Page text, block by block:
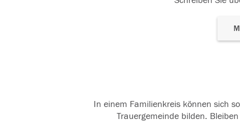
In einem Familienkreis können sich
Trauergemeinde bilden.